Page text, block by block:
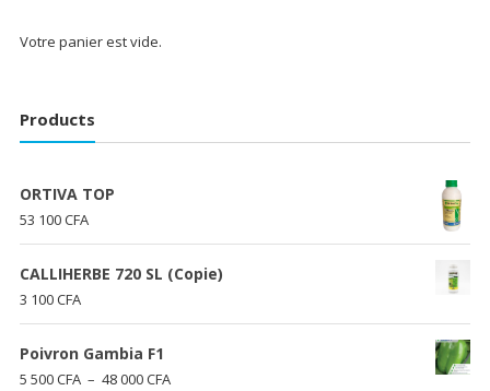
Votre panier est vide.
Products
ORTIVA TOP
53 100CFA
CALLIHERBE 720 SL (Copie)
3 100CFA
Poivron Gambia F1
5 500CFA – 48 000CFAPlage